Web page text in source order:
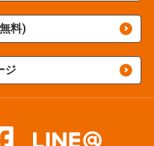
料)
ジ